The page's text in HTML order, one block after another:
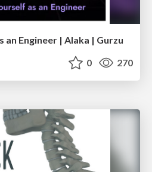
Engineer | Alaka | Gurzu
0 270